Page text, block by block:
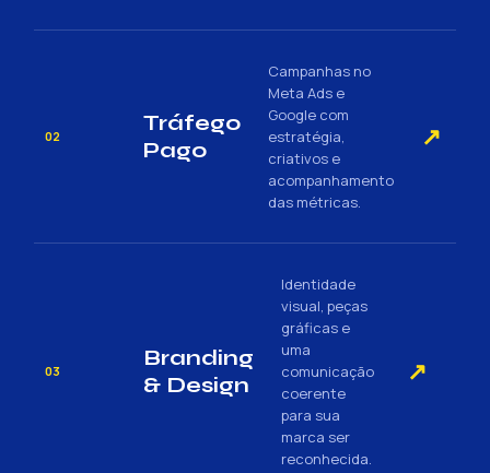
02
Tráfego
Pago
Campanhas no
Meta Ads e
Google com
estratégia,
criativos e
acompanhamento
das métricas.
↗
03
Branding
& Design
Identidade
visual, peças
gráficas e
uma
comunicação
coerente
para sua
marca ser
reconhecida.
↗